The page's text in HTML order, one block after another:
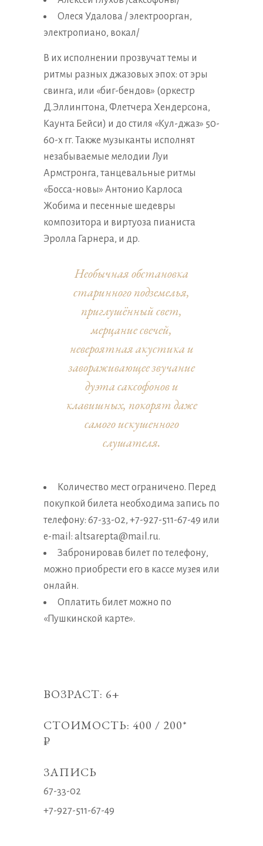
Олеся Удалова / электроорган,
электропиано, вокал/
В их исполнении прозвучат темы и
ритмы разных джазовых эпох: от эры
свинга, или «биг-бендов» (оркестр
Д.Эллингтона, Флетчера Хендерсона,
Каунта Бейси) и до стиля «Кул-джаз» 50-
60-х гг. Также музыканты исполнят
незабываемые мелодии Луи
Армстронга, танцевальные ритмы
«Босса-новы» Антонио Карлоса
Жобима и песенные шедевры
композитора и виртуоза пианиста
Эролла Гарнера, и др.
Необычная обстановка
старинного подземелья,
приглушённый свет,
мерцание свечей,
невероятная акустика и
завораживающее звучание
дуэта саксофонов и
клавишных, покорят даже
самого искушенного
слушателя.
Количество мест ограничено. Перед
покупкой билета необходима запись по
телефону: 67-33-02, +7-927-511-67-49 или
e-mail: altsarepta@mail.ru.
Забронировав билет по телефону,
можно приобрести его в кассе музея или
онлайн.
Оплатить билет можно по
«Пушкинской карте».
ВОЗРАСТ: 6+
СТОИМОСТЬ: 400 / 200*
₽
ЗАПИСЬ
67-33-02
+7-927-511-67-49